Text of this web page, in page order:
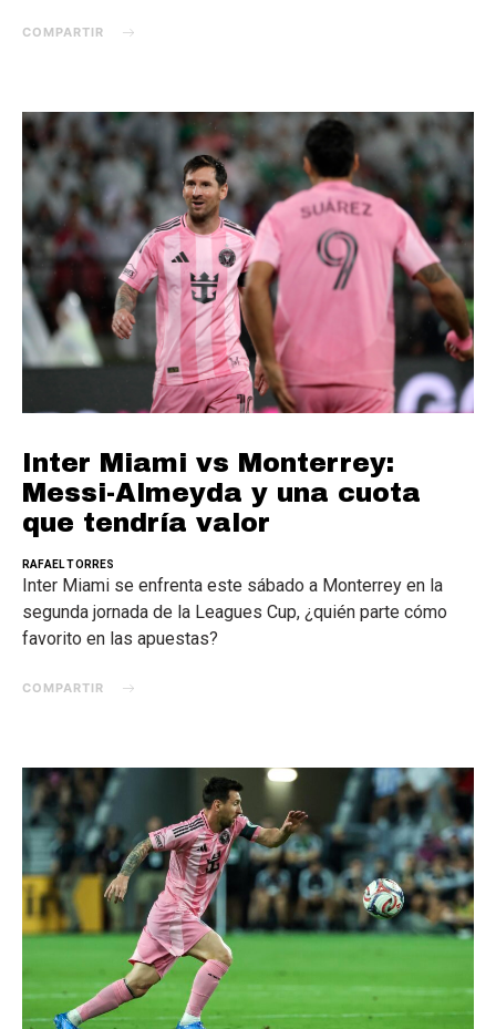
COMPARTIR
Inter Miami vs Monterrey:
Messi-Almeyda y una cuota
que tendría valor
RAFAEL TORRES
Inter Miami se enfrenta este sábado a Monterrey en la
segunda jornada de la Leagues Cup, ¿quién parte cómo
favorito en las apuestas?
COMPARTIR